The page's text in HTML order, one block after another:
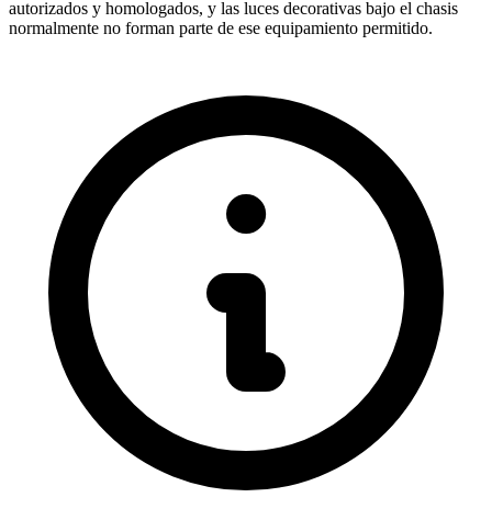
autorizados y homologados, y las luces decorativas bajo el chasis
normalmente no forman parte de ese equipamiento permitido.